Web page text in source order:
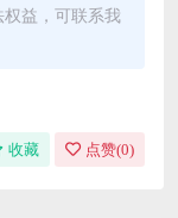
益，可联系我
收藏 点赞(0)